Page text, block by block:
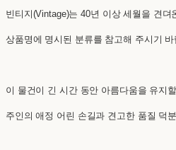
빈티지(Vintage)는 40년 이상 세월을 견뎌
상품명에 명시된 분류를 참고해 주시기 바
이 물건이 긴 시간 동안 아름다움을 유지
주인의 애정 어린 손길과 견고한 품질 덕